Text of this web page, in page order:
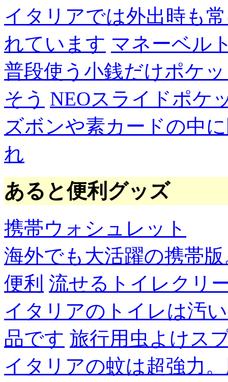
イタリアでは外出時も
れています マネーベル
普段使う小銭だけポケ
そう NEOスライドポケ
ズボンや素カードの中
れ
あると便利グッズ
携帯ウォシュレット
海外でも大活躍の携帯
便利 流せるトイレクリ
イタリアのトイレは汚
品です 旅行用虫よけス
イタリアの蚊は超強力